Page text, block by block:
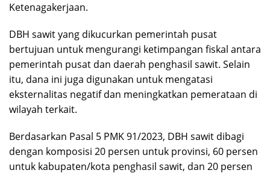
Ketenagakerjaan.
DBH sawit yang dikucurkan pemerintah pusat
bertujuan untuk mengurangi ketimpangan fiskal antara
pemerintah pusat dan daerah penghasil sawit. Selain
itu, dana ini juga digunakan untuk mengatasi
eksternalitas negatif dan meningkatkan pemerataan di
wilayah terkait.
Berdasarkan Pasal 5 PMK 91/2023, DBH sawit dibagi
dengan komposisi 20 persen untuk provinsi, 60 persen
untuk kabupaten/kota penghasil sawit, dan 20 persen